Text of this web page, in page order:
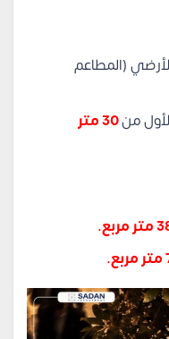
(المطاعم
من
30 متر